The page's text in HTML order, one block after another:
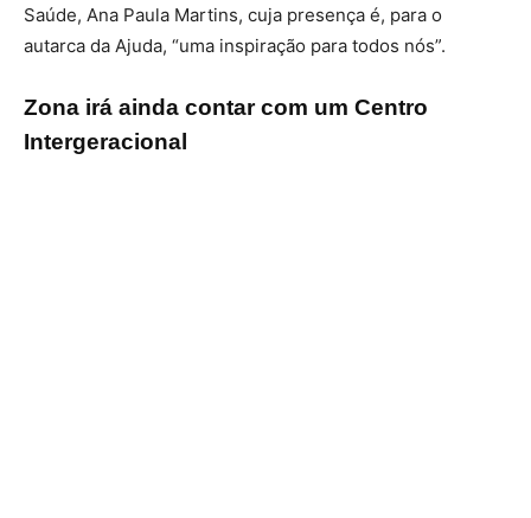
Saúde, Ana Paula Martins, cuja presença é, para o
autarca da Ajuda, “uma inspiração para todos nós”.
Zona irá ainda contar com um Centro
Intergeracional